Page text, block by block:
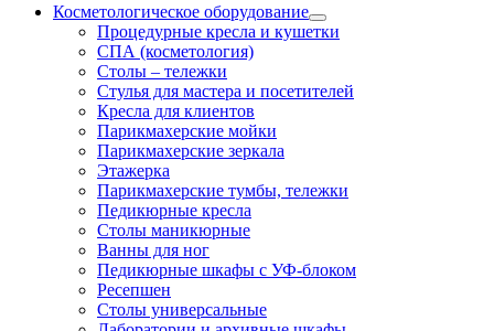
Косметологическое оборудование
Процедурные кресла и кушетки
СПА (косметология)
Столы – тележки
Стулья для мастера и посетителей
Кресла для клиентов
Парикмахерские мойки
Парикмахерские зеркала
Этажерка
Парикмахерские тумбы, тележки
Педикюрные кресла
Столы маникюрные
Ванны для ног
Педикюрные шкафы с УФ-блоком
Ресепшен
Столы универсальные